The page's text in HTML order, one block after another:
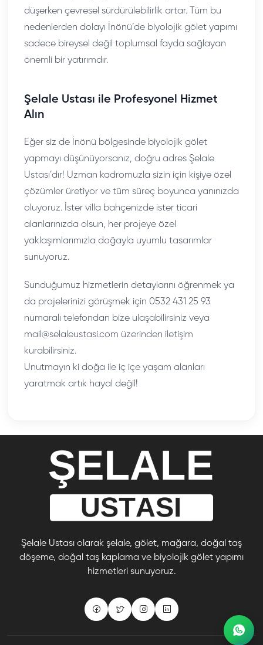
düşerken çevresel sürdürülebilirlik artar. Tüm bu
nedenlerden dolayı İnönü’de biyolojik gölet yapımı
sadece bireysel değil toplumsal fayda sağlayan
önemli bir yatırımdır.
Şelale Ustası ile Profesyonel Hizmet
Alın
Eğer siz de İnönü bölgesinde biyolojik gölet
yapmayı düşünüyorsanız, doğru adres Şelale
Ustası’dır! Uzman kadromuzla sizin için kişiye özel
çözümler üretiyor ve tüm süreç boyunca yanınızda
oluyoruz. İster villa bahçenizde ister ticari
alanlarınızda olsun, her projeye özel
yaklaşımlarımızla doğayla uyumlu tasarımlar
sunuyoruz.
Sunduğumuz hizmetlerin detaylarını öğrenmek ya
da projelerinizi görüşmek için 0532 431 25 93
numaralı telefondan bize ulaşabilirsiniz veya
mail@selaleustasi.com üzerinden iletişim
kurabilirsiniz.
Unutmayın ki doğa ile iç içe yaşam alanları
yaratmak artık hayal değil!
Şelale Ustası olarak şelale, gölet, mağara, doğal taş
döşeme, doğal taş kaplama ve biyolojik gölet yapımı
hizmetleri sunuyoruz.